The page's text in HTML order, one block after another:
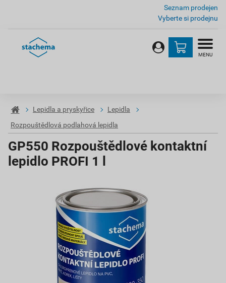
Seznam prodejen
Vyberte si prodejnu
MENU
Lepidla a pryskyřice
Lepidla
Rozpouštědlová podlahová lepidla
GP550 Rozpouštědlové kontaktní
lepidlo PROFI 1 l